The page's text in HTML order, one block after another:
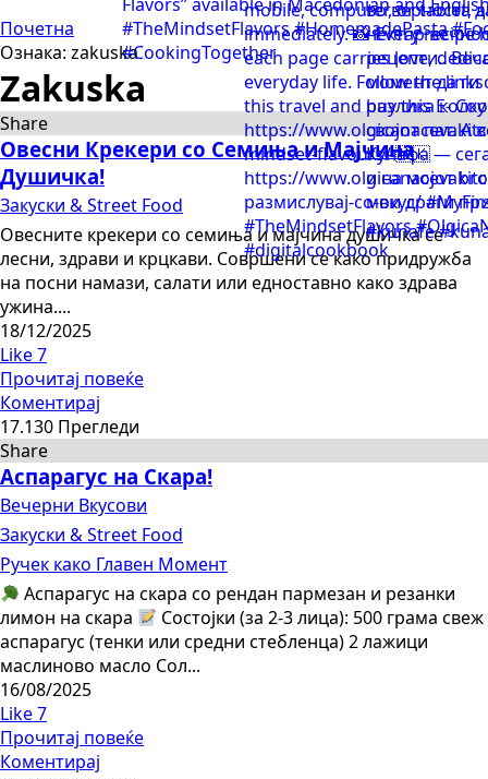
Почетна
Ознака: zakuska
Zakuska
Share
Овесни Крекери со Семиња и Мајчина
Душичка!
Закуски & Street Food
Овесните крекери со семиња и мајчина душичка се
лесни, здрави и крцкави. Совршени се како придружба
на посни намази, салати или едноставно како здрава
ужина....
18/12/2025
Like7
Прочитај повеќе
Коментирај
17.130 Прегледи
Share
Аспарагус на Скара!
Вечерни Вкусови
Закуски & Street Food
Ручек како Главен Момент
Аспарагус на скара со рендан пармезан и резанки
лимон на скара
Состојки (за 2-3 лица): 500 грама свеж
аспарагус (тенки или средни стебленца) 2 лажици
маслиново масло Сол...
16/08/2025
Like7
Прочитај повеќе
Коментирај